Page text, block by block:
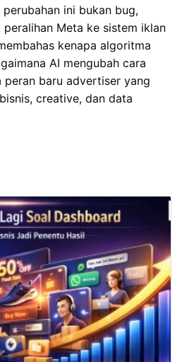
ini bukan bug,
Meta ke sistem iklan
kenapa algoritma
AI mengubah cara
baru advertiser yang
creative, dan data